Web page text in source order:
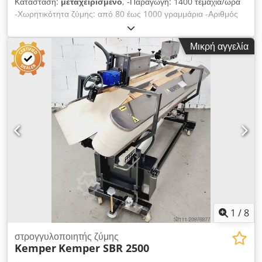
-Χωρητικότητα ζύμης: από 80 έως 1000 γραμμάρια -Αριθμός
σειράς: FH01025007 Dcedpfx Ajzmt I Sjh Ejk -Λειτουργία με το
δεξί χέρι -Ισχύς: 0,55 kW -Τάση: 400 V
Μικρή αγγελία
1 /8
στρογγυλοποιητής ζύμης
Kemper Kemper SBR 2500